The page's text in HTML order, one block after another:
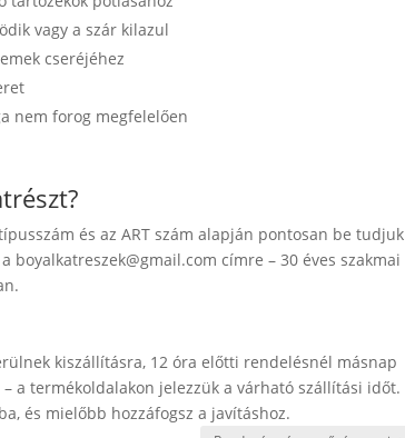
vagy a szár kilazul
cseréjéhez
nem forog megfelelően
és az ART szám alapján pontosan be tudjuk
boyalkatreszek@gmail.com címre – 30 éves szakmai
kiszállításra, 12 óra előtti rendelésnél másnap
a termékoldalakon jelezzük a várható szállítási időt.
és mielőbb hozzáfogsz a javításhoz.